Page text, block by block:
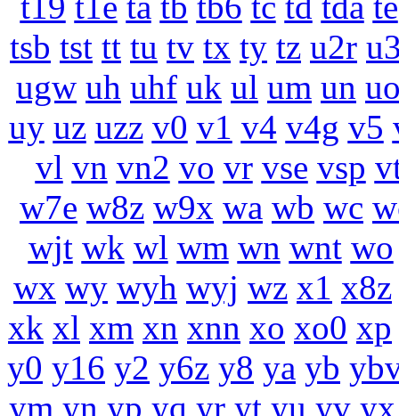
tsb tst tt tu tv tx ty tz u2r
ugw uh uhf uk ul um un
uy uz uzz v0 v1 v4 v4g v5
vl vn vn2 vo vr vse vsp
w7e w8z w9x wa wb wc
wjt wk wl wm wn wnt wo
wx wy wyh wyj wz x1 x8z
xk xl xm xn xnn xo xo0 xp
y0 y16 y2 y6z y8 ya yb
ym yn yp yq yr yt yu yv yx